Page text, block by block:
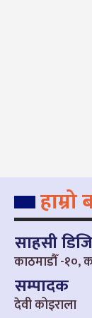
हाम्रो
साहसी
काठमाडौँ -१०,
सम्पादक
देवी कोइराला